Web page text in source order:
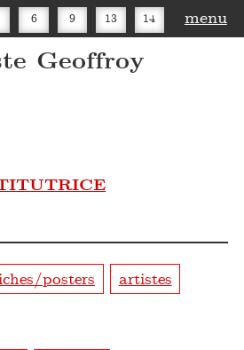
6 9 13 14
27
menu
Geoffroy
posters
artistes